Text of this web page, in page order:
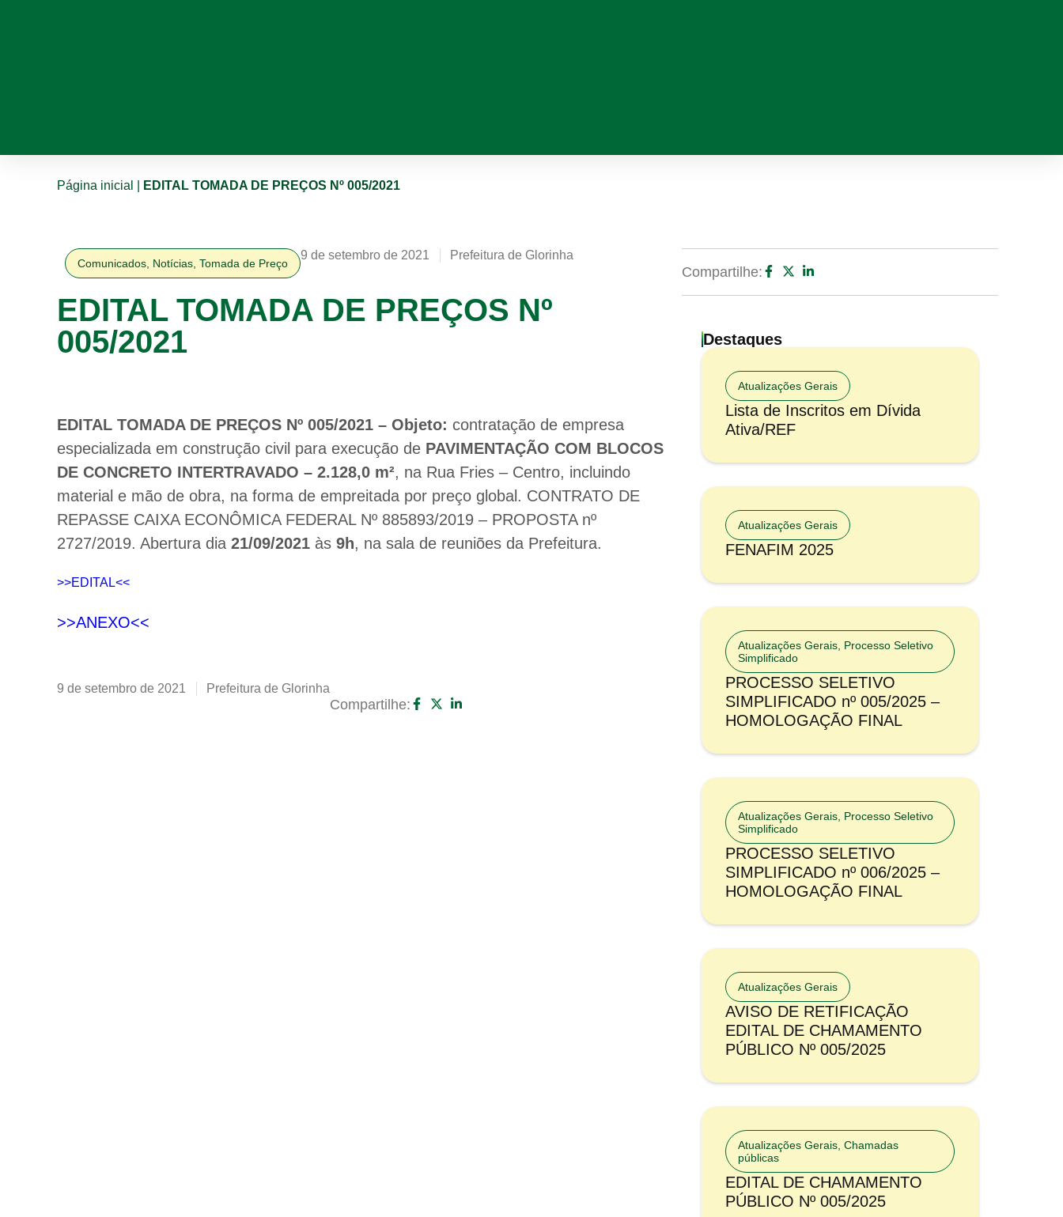
Página inicial EDITAL TOMADA DE PREÇOS Nº 005/2021
Comunicados Notícias Tomada de Preço
9 de setembro de 2021 Prefeitura de Glorinha
EDITAL TOMADA DE PREÇOS Nº
005/2021
EDITAL TOMADA DE PREÇOS Nº 005/2021 – Objeto: contratação de empresa
especializada em construção civil para execução de PAVIMENTAÇÃO COM BLOCOS
DE CONCRETO INTERTRAVADO – 2.128,0 m², na Rua Fries – Centro, incluindo
material e mão de obra, na forma de empreitada por preço global. CONTRATO DE
REPASSE CAIXA ECONÔMICA FEDERAL Nº 885893/2019 – PROPOSTA nº
2727/2019. Abertura dia 21/09/2021 às 9h, na sala de reuniões da Prefeitura.
>>EDITAL<<
>>ANEXO<<
9 de setembro de 2021 Prefeitura de Glorinha
Compartilhe:
Compartilhe:
Destaques
Atualizações Gerais
Lista de Inscritos em Dívida
Ativa/REF
Atualizações Gerais
FENAFIM 2025
Atualizações Gerais Processo Seletivo
Simplificado
PROCESSO SELETIVO
SIMPLIFICADO nº 005/2025 –
HOMOLOGAÇÃO FINAL
Atualizações Gerais Processo Seletivo
Simplificado
PROCESSO SELETIVO
SIMPLIFICADO nº 006/2025 –
HOMOLOGAÇÃO FINAL
Atualizações Gerais
AVISO DE RETIFICAÇÃO
EDITAL DE CHAMAMENTO
PÚBLICO Nº 005/2025
Atualizações Gerais Chamadas
públicas
EDITAL DE CHAMAMENTO
PÚBLICO Nº 005/2025